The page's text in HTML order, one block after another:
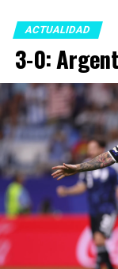
ACTUALIDAD
3-0: